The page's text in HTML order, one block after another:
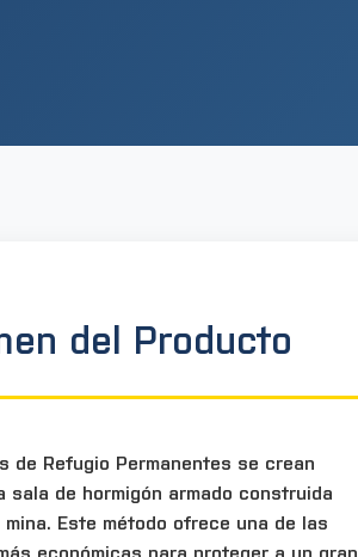
del Producto
de Refugio Permanentes se crean
sala de hormigón armado construida
Este método ofrece una de las
económicas para proteger a un gran